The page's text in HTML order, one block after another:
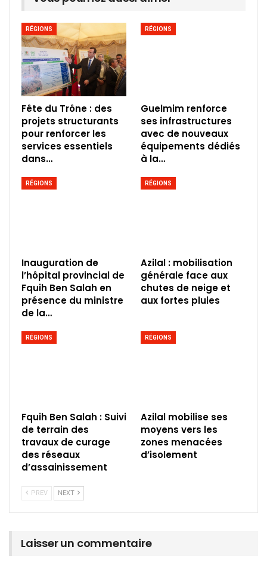
RÉGIONS
Fête du Trône : des
projets structurants
pour renforcer les
services essentiels
dans…
RÉGIONS
Guelmim renforce
ses infrastructures
avec de nouveaux
équipements dédiés
à la…
RÉGIONS
Inauguration de
l’hôpital provincial de
Fquih Ben Salah en
présence du ministre
de la…
RÉGIONS
Azilal : mobilisation
générale face aux
chutes de neige et
aux fortes pluies
RÉGIONS
Fquih Ben Salah : Suivi
de terrain des
travaux de curage
des réseaux
d’assainissement
RÉGIONS
Azilal mobilise ses
moyens vers les
zones menacées
d’isolement
PREV NEXT
Laisser un commentaire